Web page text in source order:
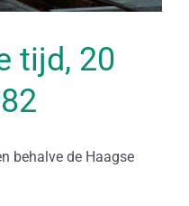
tijd, 20
behalve de Haagse